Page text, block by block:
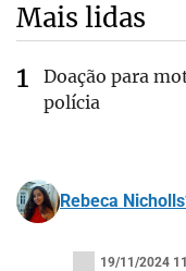
Mais lidas
Doação para
polícia
Rebeca
19/11/2024